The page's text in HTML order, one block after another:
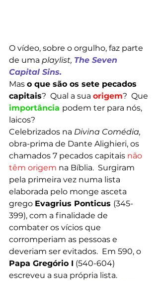
O vídeo, sobre o orgulho, faz parte
de uma playlist, The Seven
Capital Sins.
Mas o que são os sete pecados
capitais?  Qual a sua origem?  Que
importância podem ter para nós,
laicos?
Celebrizados na Divina Comédia,
obra-prima de Dante Alighieri, os
chamados 7 pecados capitais não
têm origem na Bíblia.  Surgiram
pela primeira vez numa lista
elaborada pelo monge asceta
grego Evagrius Ponticus (345-
399), com a finalidade de
combater os vícios que
corromperiam as pessoas e
deveriam ser evitados.  Em 590, o
Papa Gregório I (540-604)
escreveu a sua própria lista.